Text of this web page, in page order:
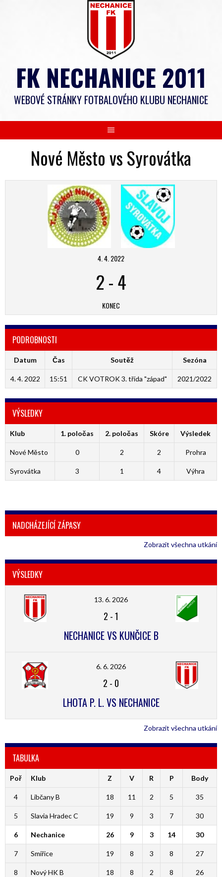
FK NECHANICE 2011
WEBOVÉ STRÁNKY FOTBALOVÉHO KLUBU NECHANICE
Nové Město vs Syrovátka
4. 4. 2022
2-4
KONEC
PODROBNOSTI
Datum Čas Soutěž Sezóna
4. 4. 2022 15:51 CK VOTROK 3. třída "západ" 2021/2022
VÝSLEDKY
Klub 1. poločas 2. poločas Skóre Výsledek
Nové Město 0 2 2 Prohra
Syrovátka 3 1 4 Výhra
NADCHÁZEJÍCÍ ZÁPASY
Zobrazit všechna utkání
VÝSLEDKY
13. 6. 2026
2 -1
NECHANICE VS KUNČICE B
6. 6. 2026
2 - 0
LHOTA P. L. VS NECHANICE
Zobrazit všechna utkání
TABULKA
Poř Klub Z V R P Body
4 Libčany B 18 11 2 5 35
5 Slavia Hradec C 19 9 3 7 30
6 Nechanice 26 9 3 14 30
7 Smiřice 19 8 3 8 27
8 Nový HK B 18 8 2 8 26